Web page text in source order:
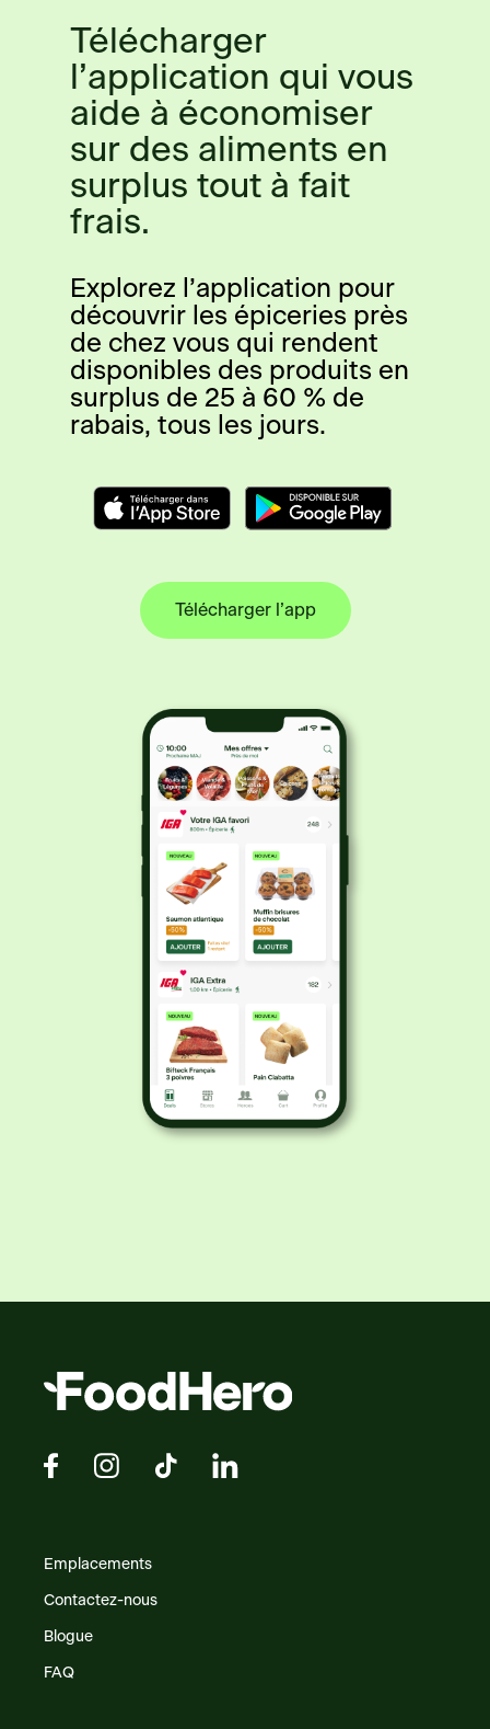
Télécharger
l’application qui vous
aide à économiser
sur des aliments en
surplus tout à fait
frais.
Explorez l’application pour
découvrir les épiceries près
de chez vous qui rendent
disponibles des produits en
surplus de 25 à 60 % de
rabais, tous les jours.
Télécharger l’app
Emplacements
Contactez-nous
Blogue
FAQ